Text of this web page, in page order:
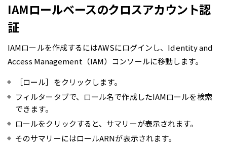
IAMロールベースのクロスアカウント認
証
IAMロールを作成するにはAWSにログインし、Identity and
Access Management（IAM）コンソールに移動します。
［ロール］をクリックします。
フィルタータブで、ロール名で作成したIAMロールを検索
できます。
ロールをクリックすると、サマリーが表示されます。
そのサマリーにはロールARNが表示されます。